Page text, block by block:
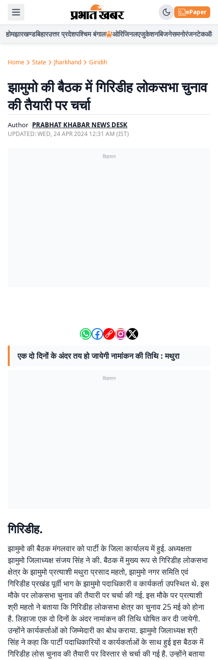
ePaper
होमझारखण्डबिहारउत्तर प्रदेशपश्चिम बंगाल ओरिजिनलएजुकेशनबिजनेसमनोरंजनटेकऑटो
Home State Jharkhand Giridih
झामुमो की बैठक में गिरिडीह लोकसभा चुनाव
की तैयारी पर चर्चा
Author PRABHAT KHABAR NEWS DESK
UPDATED:WED, 24 APR 2024 12:31 AM (IST)
विज्ञापन
एक दो दिनों के अंदर तय हो जायेगी नामांकन की तिथि : मथुरा
विज्ञापन
गिरिडीह.
झामुमो की बैठक मंगलवार को पार्टी के जिला कार्यालय में हुई. अध्यक्षता
झामुमो जिलाध्यक्ष संजय सिंह ने की. बैठक में मुख्य रूप से गिरिडीह लोकसभा
क्षेत्र के झामुमो प्रत्याशी मथुरा प्रसाद महतो, झामुमो नगर समिति एवं
गिरिडीह प्रखंड पूर्वी भाग के झामुमो पदाधिकारी व कार्यकर्ता उपस्थित थे. इस
मौके पर लोकसभा चुनाव की तैयारी पर चर्चा की गई. इस मौके पर प्रत्याशी
श्री महतो ने बताया कि गिरिडीह लोकसभा क्षेत्र का चुनाव 25 मई को होना
है. लिहाजा एक दो दिनों के अंदर नामांकन की तिथि घोषित कर दी जायेगी.
उन्होंने कार्यकर्ताओं को जिम्मेदारी का बोध कराया. झामुमो जिलाध्यक्ष श्री
सिंह ने कहा कि पार्टी पदाधिकारियों व कार्यकर्ताओं के साथ हुई इस बैठक में
गिरिडीह लोस चुनाव की तैयारी पर विस्तार से चर्चा की गई है. उन्होंने बताया